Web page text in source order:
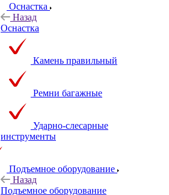
Оснастка
Назад
Оснастка
Камень правильный
Ремни багажные
Ударно-слесарные
инструменты
Подъемное оборудование
Назад
Подъемное оборудование